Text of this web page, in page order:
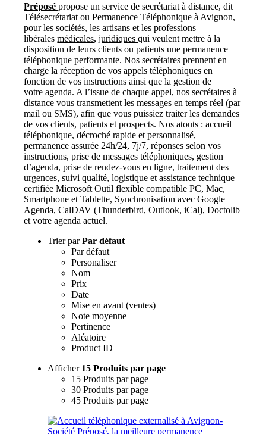
Préposé propose un service de secrétariat à distance, dit
Télésecrétariat ou Permanence Téléphonique à Avignon,
pour lessociétés, lesartisanset les professions
libéralesmédicales,juridiquesqui veulent mettre à la
disposition de leurs clients ou patients une permanence
téléphonique performante. Nos secrétaires prennent en
charge la réception de vos appels téléphoniques en
fonction de vos instructions ainsi que la gestion de
votreagenda. A l’issue de chaque appel, nos secrétaires à
distance vous transmettent les messages en temps réel (par
mail ou SMS), afin que vous puissiez traiter les demandes
de vos clients, patients et prospects. Nos atouts : accueil
téléphonique, décroché rapide et personnalisé,
permanence assurée 24h/24, 7j/7, réponses selon vos
instructions, prise de messages téléphoniques, gestion
d’agenda, prise de rendez-vous en ligne, traitement des
urgences, suivi qualité, logistique et assistance technique
certifiée Microsoft Outil flexible compatible PC, Mac,
Smartphone et Tablette, Synchronisation avec Google
Agenda, CalDAV (Thunderbird, Outlook, iCal), Doctolib
et votre agenda actuel.
Trier parPar défaut
Par défaut
Personaliser
Nom
Prix
Date
Mise en avant (ventes)
Note moyenne
Pertinence
Aléatoire
Product ID
Afficher 15 Produits par page
15 Produits par page
30 Produits par page
45 Produits par page